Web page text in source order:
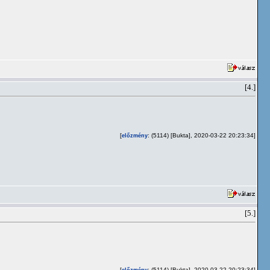
[4.]
[előzmény: (5114) [Bukta], 2020-03-22 20:23:34]
[5.]